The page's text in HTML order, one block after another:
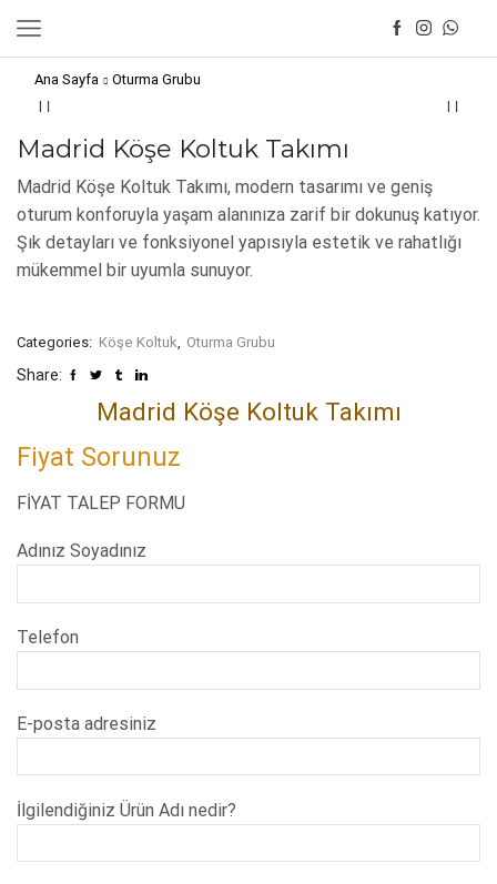
Ana Sayfa Oturma Grubu
Madrid Köşe Koltuk Takımı
Madrid Köşe Koltuk Takımı, modern tasarımı ve geniş
oturum konforuyla yaşam alanınıza zarif bir dokunuş katıyor.
Şık detayları ve fonksiyonel yapısıyla estetik ve rahatlığı
mükemmel bir uyumla sunuyor.
Categories: Köşe Koltuk Oturma Grubu
Share:
Madrid Köşe Koltuk Takımı
Fiyat Sorunuz
FİYAT TALEP FORMU
Adınız Soyadınız
Telefon
E-posta adresiniz
İlgilendiğiniz Ürün Adı nedir?